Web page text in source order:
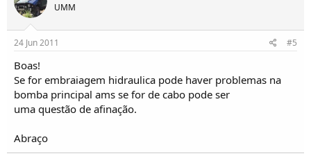
UMM
24 Jun 2011 #5
Boas!
Se for embraiagem hidraulica pode haver problemas na
bomba principal ams se for de cabo pode ser
uma questão de afinação.
Abraço